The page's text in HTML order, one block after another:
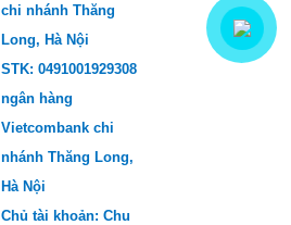
chi nhánh Thăng
Long, Hà Nội
STK: 0491001929308
ngân hàng
Vietcombank chi
nhánh Thăng Long,
Hà Nội
Chủ tài khoản: Chu